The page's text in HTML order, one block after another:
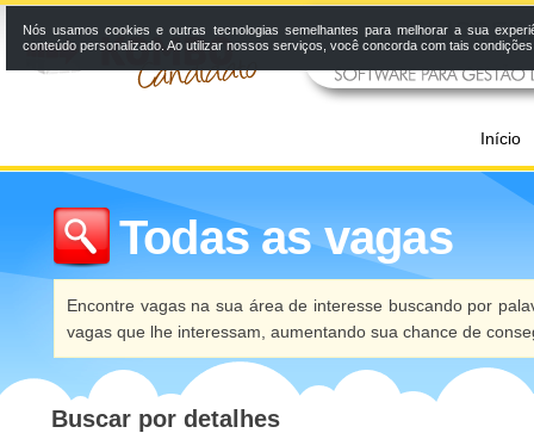
Início
Todas as vagas
Encontre vagas na sua área de interesse buscando por
vagas que lhe interessam, aumentando sua chance de
Buscar por detalhes
Nós usamos cookies e outras tecnologias semelhantes para melhorar a sua
conteúdo personalizado. Ao utilizar nossos serviços, você concorda com tais